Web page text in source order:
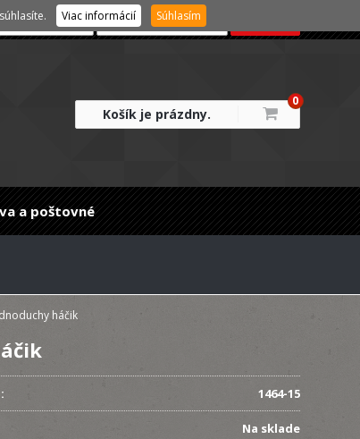
Košík je prázdny.
0
a poštovné
háčik
1464-15
Na sklade
Viac informácií Súhlasím